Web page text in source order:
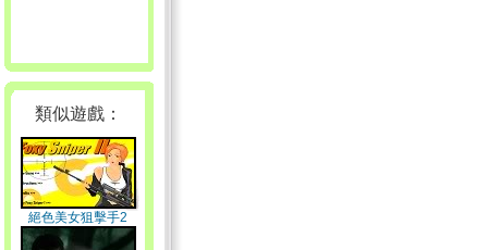
類似遊戲：
絕色美女狙擊手2